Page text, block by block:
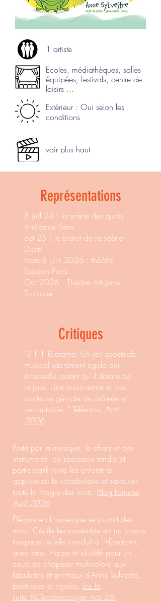
1 artiste
Ecoles, médiathèques, salles
équipées, festivals, centre de
loisirs ...
Extérieur : Oui selon les
conditions
voir plus haut
Représentations
8 juil 24 : la scène des quais
Itinérance Sens
oct 25 : le bistrot de la scène -
Dijon
mars à juin 2026 : théâtre
Essaion Paris
Oct 2026 : Théâtre Altigone
Toulouse
Critiques
"3 TTT Télérama."Un joli spectacle
musical sacrément rigolo qui
émerveille autant qu'il donne de
la joie. Une musicienne et une
conteuse géniale de drôlerie et
de fantaisie. " Télérama Avril
2026
Porté par la musique, le chant et des
instruments, ce spectacle tendre et
participatif invite les enfants à
apprivoiser le vocabulaire et savourer
toute la magie des mots. Blog Lamuse
Avril 2026
Élégance clownesque se jouant des
mots, Cécile les rassemble en un joyeux
troupeau qu’elle conduit à l’«Essaïon»,
avec brio. Harpe et ukulélé pour un
coup de chapeau multicolore aux
fabulettes et animaux d’Anne Sylvestre,
poétiques et rigolos. lire la
suite BClerideaurouge mai 26